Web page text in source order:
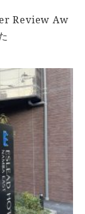
Review Aw